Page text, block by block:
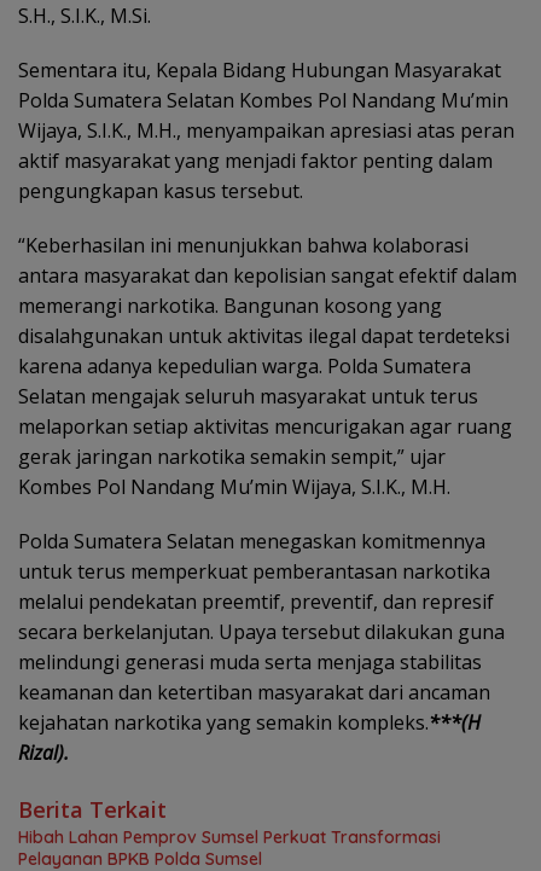
S.H., S.I.K., M.Si.
Sementara itu, Kepala Bidang Hubungan Masyarakat
Polda Sumatera Selatan Kombes Pol Nandang Mu’min
Wijaya, S.I.K., M.H., menyampaikan apresiasi atas peran
aktif masyarakat yang menjadi faktor penting dalam
pengungkapan kasus tersebut.
“Keberhasilan ini menunjukkan bahwa kolaborasi
antara masyarakat dan kepolisian sangat efektif dalam
memerangi narkotika. Bangunan kosong yang
disalahgunakan untuk aktivitas ilegal dapat terdeteksi
karena adanya kepedulian warga. Polda Sumatera
Selatan mengajak seluruh masyarakat untuk terus
melaporkan setiap aktivitas mencurigakan agar ruang
gerak jaringan narkotika semakin sempit,” ujar
Kombes Pol Nandang Mu’min Wijaya, S.I.K., M.H.
Polda Sumatera Selatan menegaskan komitmennya
untuk terus memperkuat pemberantasan narkotika
melalui pendekatan preemtif, preventif, dan represif
secara berkelanjutan. Upaya tersebut dilakukan guna
melindungi generasi muda serta menjaga stabilitas
keamanan dan ketertiban masyarakat dari ancaman
kejahatan narkotika yang semakin kompleks.***(H
Rizal).
Berita Terkait
Hibah Lahan Pemprov Sumsel Perkuat Transformasi
Pelayanan BPKB Polda Sumsel